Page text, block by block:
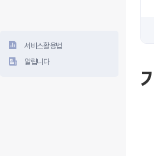
서비스활용법
알립니다